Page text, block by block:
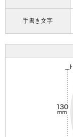
手書き文字